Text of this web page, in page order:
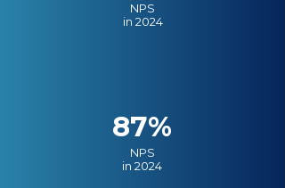
NPS
in 2024
87%
NPS
in 2024